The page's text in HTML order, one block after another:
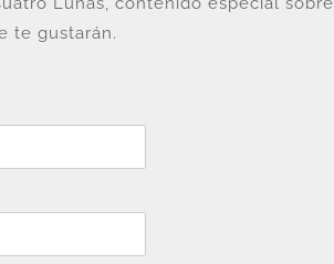
te gustarán.